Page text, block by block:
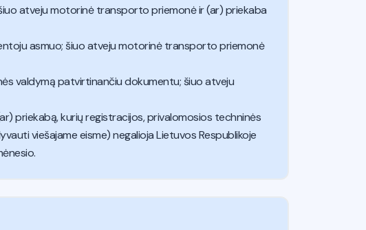
atveju motorinė transporto priemonė ir (ar) priekaba
asmuo; šiuo atveju motorinė transporto priemonė
valdymą patvirtinančiu dokumentu; šiuo atveju
priekabą, kurių registracijos, privalomosios techninės
viešajame eisme) negalioja Lietuvos Respublikoje